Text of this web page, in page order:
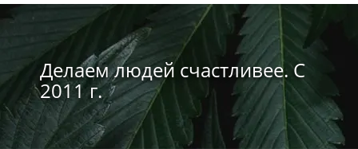
Делаем людей счастливее. С
2011 г.